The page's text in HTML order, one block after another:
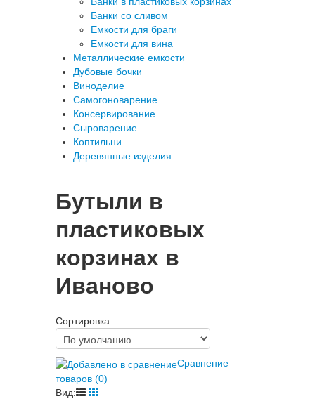
Банки со сливом
Емкости для браги
Емкости для вина
Металлические емкости
Дубовые бочки
Виноделие
Самогоноварение
Консервирование
Сыроварение
Коптильни
Деревянные изделия
Бутыли в
пластиковых
корзинах в
Иваново
Сортировка:
Сравнение
товаров (0)
Вид: